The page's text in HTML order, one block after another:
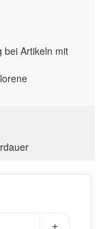
bei Artikeln mit
+